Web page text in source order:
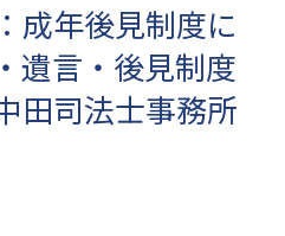
成年後見制度に
遺言・後見制度
田司法士事務所